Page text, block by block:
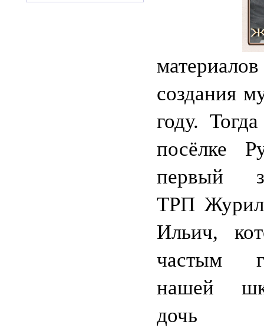
создания
году.
посёлке
первый
ТРП
Ильич,
частым
нашей
дочь